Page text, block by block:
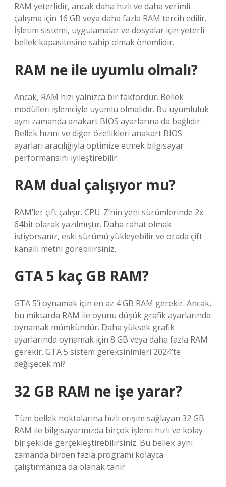
RAM yeterlidir, ancak daha hızlı ve daha verimli
çalışma için 16 GB veya daha fazla RAM tercih edilir.
İşletim sistemi, uygulamalar ve dosyalar için yeterli
bellek kapasitesine sahip olmak önemlidir.
RAM ne ile uyumlu olmalı?
Ancak, RAM hızı yalnızca bir faktördür. Bellek
modülleri işlemciyle uyumlu olmalıdır. Bu uyumluluk
aynı zamanda anakart BIOS ayarlarına da bağlıdır.
Bellek hızını ve diğer özellikleri anakart BIOS
ayarları aracılığıyla optimize etmek bilgisayar
performansını iyileştirebilir.
RAM dual çalışıyor mu?
RAM’ler çift çalışır. CPU-Z’nin yeni sürümlerinde 2x
64bit olarak yazılmıştır. Daha rahat olmak
istiyorsanız, eski sürümü yükleyebilir ve orada çift
kanallı metni görebilirsiniz.
GTA 5 kaç GB RAM?
GTA 5’i oynamak için en az 4 GB RAM gerekir. Ancak,
bu miktarda RAM ile oyunu düşük grafik ayarlarında
oynamak mümkündür. Daha yüksek grafik
ayarlarında oynamak için 8 GB veya daha fazla RAM
gerekir. GTA 5 sistem gereksinimleri 2024’te
değişecek mi?
32 GB RAM ne işe yarar?
Tüm bellek noktalarına hızlı erişim sağlayan 32 GB
RAM ile bilgisayarınızda birçok işlemi hızlı ve kolay
bir şekilde gerçekleştirebilirsiniz. Bu bellek aynı
zamanda birden fazla programı kolayca
çalıştırmanıza da olanak tanır.